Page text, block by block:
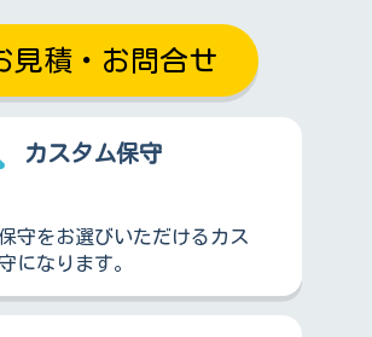
見積・お問合せ
カスタム保守
守をお選びいただけるカス
になります。